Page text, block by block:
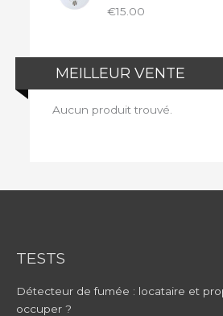
€15.00
MEILLEUR VENTE
Aucun produit trouvé.
TESTS
Détecteur de fumée : locataire et
occuper ?